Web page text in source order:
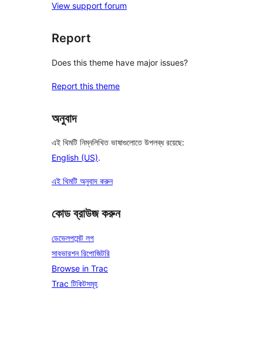
View support forum
Report
Does this theme have major issues?
Report this theme
অনুবাদ
এই থিমটি নিম্নলিখিত ভাষাগুলোতে উপলব্ধ রয়েছে:
English (US).
এই থিমটি অনুবাদ করুন
কোড ব্রাউজ করুন
ডেভেলপমেন্ট লগ
সাবভারশন রিপোজিটরি
Browse in Trac
Trac টিকিটসমূহ